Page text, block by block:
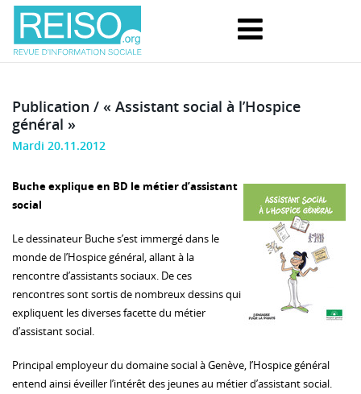
Publication / « Assistant social à l’Hospice
général »
Mardi 20.11.2012
Buche explique en BD le métier d’assistant
social
Le dessinateur Buche s’est immergé dans le
monde de l’Hospice général, allant à la
rencontre d’assistants sociaux. De ces
rencontres sont sortis de nombreux dessins qui
expliquent les diverses facette du métier
d’assistant social.
Principal employeur du domaine social à Genève, l’Hospice général
entend ainsi éveiller l’intérêt des jeunes au métier d’assistant social.